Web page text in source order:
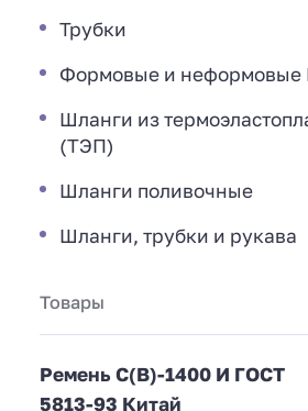
Трубки
Формовые и неформовые
Шланги из
(ТЭП)
Шланги поливочные
Шланги, трубки и рукава
Товары
Ремень С(В)-1400 И ГОСТ
5813-93 Китай